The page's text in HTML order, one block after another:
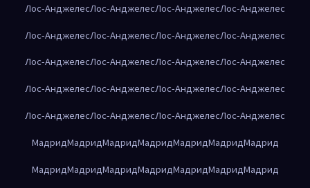
Лос-АнджелесЛос-АнджелесЛос-АнджелесЛос-Анджелес
Лос-АнджелесЛос-АнджелесЛос-АнджелесЛос-Анджелес
Лос-АнджелесЛос-АнджелесЛос-АнджелесЛос-Анджелес
Лос-АнджелесЛос-АнджелесЛос-АнджелесЛос-Анджелес
Лос-АнджелесЛос-АнджелесЛос-АнджелесЛос-Анджелес
МадридМадридМадридМадридМадридМадридМадрид
МадридМадридМадридМадридМадридМадридМадрид